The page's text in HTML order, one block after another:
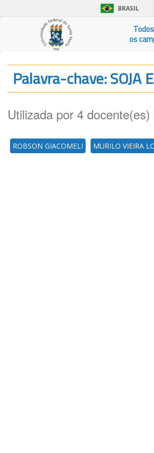
BRASIL
Todos
os
Palavra-chave: SOJA
Utilizada por 4
ROBSON GIACOMELI MURILO VIEIRA